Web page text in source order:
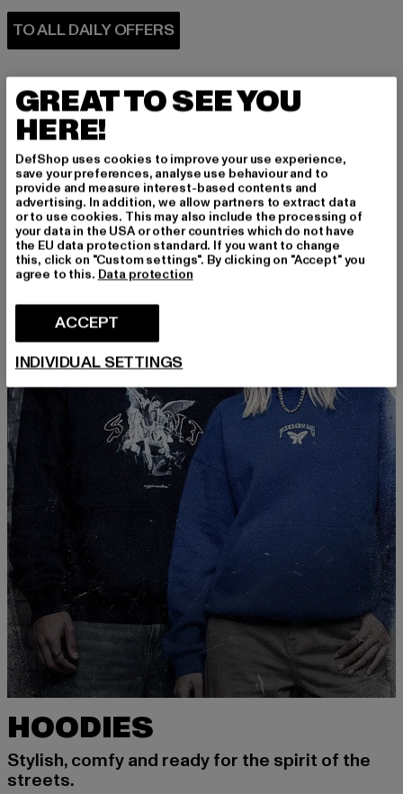
TO ALL DAILY OFFERS
PERFECTLY COMBINED
HOODIES
Stylish, comfy and ready for the spirit of the
streets.
GREAT TO SEE YOU
HERE!
DefShop uses cookies to improve your use experience,
save your preferences, analyse use behaviour and to
provide and measure interest-based contents and
advertising. In addition, we allow partners to extract data
or to use cookies. This may also include the processing of
your data in the USA or other countries which do not have
the EU data protection standard. If you want to change
this, click on "Custom settings". By clicking on "Accept" you
agree to this. Data protection
ACCEPT
INDIVIDUAL SETTINGS